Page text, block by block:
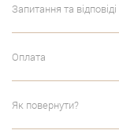
Запитання та відповіді
Оплата
Як повернути?